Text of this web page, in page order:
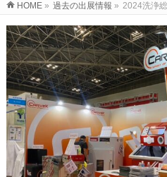
HOME» 過去の出展情報 » 2024洗浄